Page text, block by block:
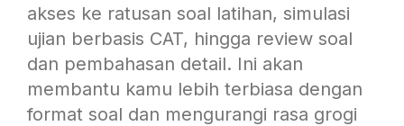
akses ke ratusan soal latihan, simulasi
ujian berbasis CAT, hingga review soal
dan pembahasan detail. Ini akan
membantu kamu lebih terbiasa dengan
format soal dan mengurangi rasa grogi